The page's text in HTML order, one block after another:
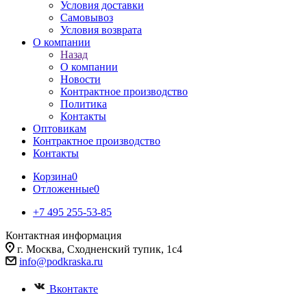
Условия доставки
Самовывоз
Условия возврата
О компании
Назад
О компании
Новости
Контрактное производство
Политика
Контакты
Оптовикам
Контрактное производство
Контакты
Корзина0
Отложенные0
+7 495 255-53-85
Контактная информация
г. Москва, Сходненский тупик, 1с4
info@podkraska.ru
Вконтакте